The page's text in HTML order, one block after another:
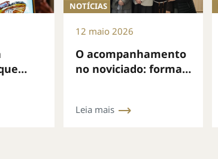
NOTÍCIAS
12 maio 2026
O acompanhamento
no noviciado: formar
Leia mais